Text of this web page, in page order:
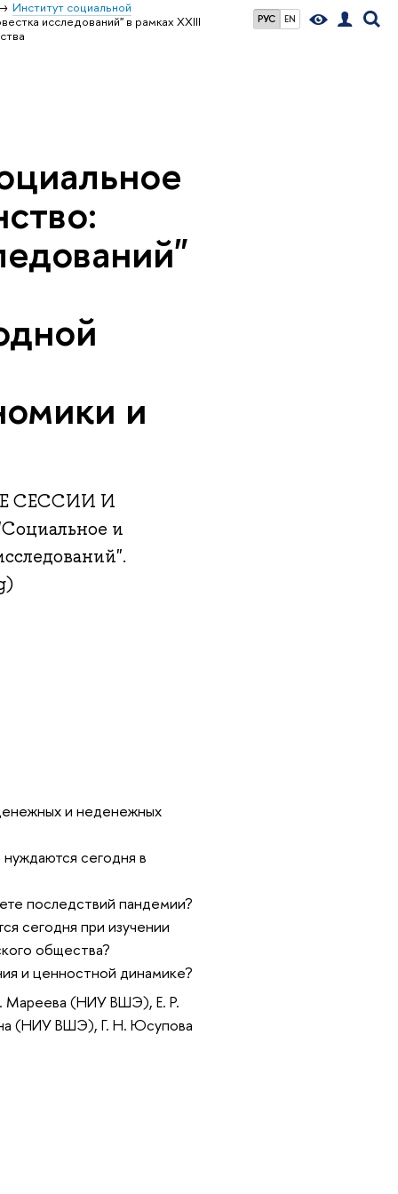
РУС EN
Институт социальной
исследований" в рамках XXIII
и
СЕССИИ И
и
и неденежных
сегодня в
последствий пандемии?
сегодня при изучении
общества?
и ценностной динамике?
(НИУ ВШЭ), Е. Р.
(НИУ ВШЭ), Г. Н. Юсупова